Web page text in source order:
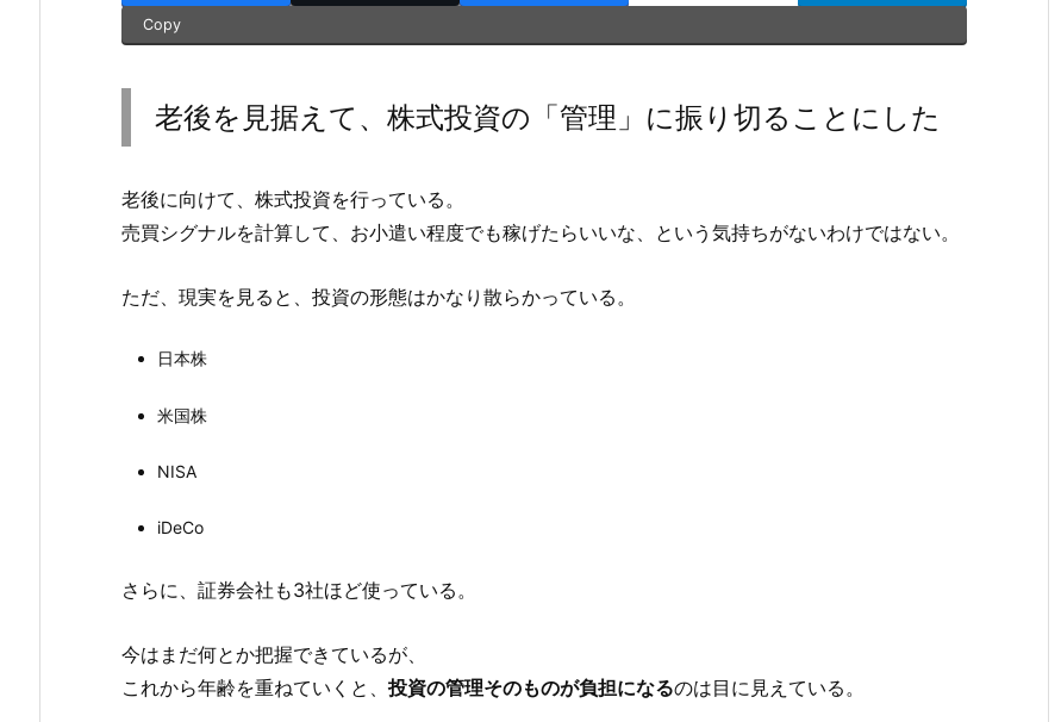
Copy
老後を見据えて、株式投資の「管理」に振り切ることにした
老後に向けて、株式投資を行っている。
売買シグナルを計算して、お小遣い程度でも稼げたらいいな、という気持ちがないわけではない。
ただ、現実を見ると、投資の形態はかなり散らかっている。
日本株
米国株
NISA
iDeCo
さらに、証券会社も3社ほど使っている。
今はまだ何とか把握できているが、
これから年齢を重ねていくと、 投資の管理そのものが負担になるのは目に見えている。